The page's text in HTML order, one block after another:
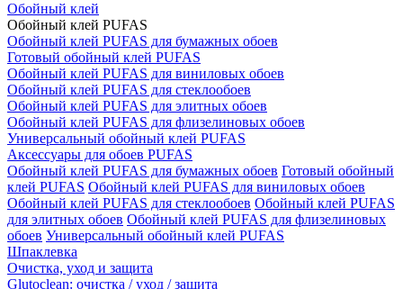
Обойный клей
Обойный клей PUFAS
Обойный клей PUFAS для бумажных обоев
Готовый обойный клей PUFAS
Обойный клей PUFAS для виниловых обоев
Обойный клей PUFAS для стеклообоев
Обойный клей PUFAS для элитных обоев
Обойный клей PUFAS для флизелиновых обоев
Универсальный обойный клей PUFAS
Аксессуары для обоев PUFAS
Обойный клей PUFAS для бумажных обоев Готовый обойный
клей PUFAS Обойный клей PUFAS для виниловых обоев
Обойный клей PUFAS для стеклообоев Обойный клей PUFAS
для элитных обоев Обойный клей PUFAS для флизелиновых
обоев Универсальный обойный клей PUFAS
Шпаклевка
Очистка, уход и защита
Glutoclean: очистка / уход / защита